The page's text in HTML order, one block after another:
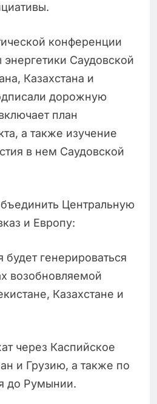
конференции
Саудовской
Казахстана и
дорожную
план
а также изучение
в нем Саудовской
Центральную
и Европу:
будет генерироваться
возобновляемой
Казахстане и
через Каспийское
и Грузию, а также по
до Румынии.